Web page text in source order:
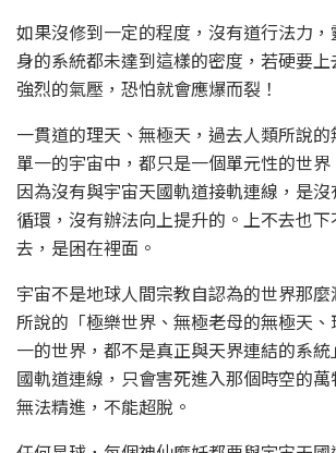
如果沒修到一定的程度，沒有道行法力
身的系統都未達到這樣的密度，若硬要
強烈的氣壓，恐怕就會應爆而裂！
一貫道的理天、無極天，過去人類所說
單一的宇宙中，都只是一個單元性的世界
因為沒有與宇宙天國軌道接軌連線，是
循環，沒有辦法向上提升的。上不去也
去，是困在裡面。
宇宙不是地球人間宗教自認為的世界那
所說的「極樂世界、無極老母的無極天
一的世界，都不是真正與天界連結的系
國軌道連線，只會害死進入那個時空的
無法精進，不能超脫。